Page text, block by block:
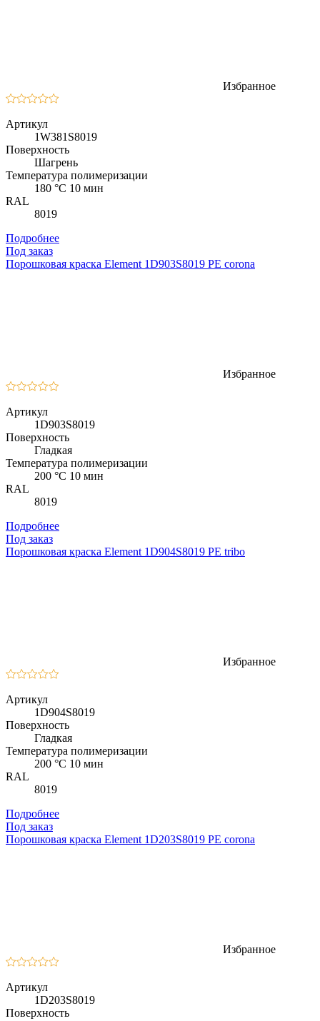
Избранное
Артикул
1W381S8019
Поверхность
Шагрень
Температура полимеризации
180 °C 10 мин
RAL
8019
Подробнее
Под заказ
Порошковая краска Element 1D903S8019 PE corona
Избранное
Артикул
1D903S8019
Поверхность
Гладкая
Температура полимеризации
200 °C 10 мин
RAL
8019
Подробнее
Под заказ
Порошковая краска Element 1D904S8019 PE tribo
Избранное
Артикул
1D904S8019
Поверхность
Гладкая
Температура полимеризации
200 °C 10 мин
RAL
8019
Подробнее
Под заказ
Порошковая краска Element 1D203S8019 PE corona
Избранное
Артикул
1D203S8019
Поверхность